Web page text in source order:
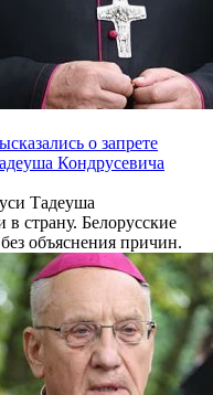
о запрете
Кондрусевича
Тадеуша
в страну. Белорусские
объяснения причин.